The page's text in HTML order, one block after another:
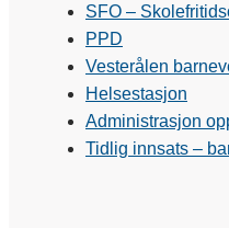
SFO –
PPD
Vesterålen
Helsestasjon
Administrasjon
Tidlig innsats –